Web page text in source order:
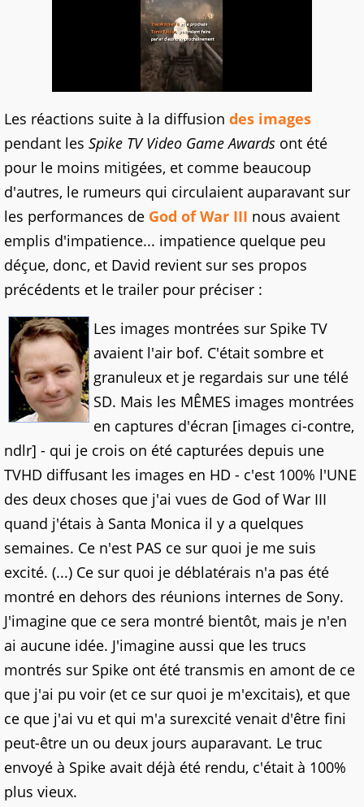
Les réactions suite à la diffusion des images
pendant les Spike TV Video Game Awards ont été
pour le moins mitigées, et comme beaucoup
d'autres, le rumeurs qui circulaient auparavant sur
les performances de God of War III nous avaient
emplis d'impatience... impatience quelque peu
déçue, donc, et David revient sur ses propos
précédents et le trailer pour préciser :
Les images montrées sur Spike TV
avaient l'air bof. C'était sombre et
granuleux et je regardais sur une télé
SD. Mais les MÊMES images montrées
en captures d'écran [images ci-contre,
ndlr] - qui je crois on été capturées depuis une
TVHD diffusant les images en HD - c'est 100% l'UNE
des deux choses que j'ai vues de God of War III
quand j'étais à Santa Monica il y a quelques
semaines. Ce n'est PAS ce sur quoi je me suis
excité. (...) Ce sur quoi je déblatérais n'a pas été
montré en dehors des réunions internes de Sony.
J'imagine que ce sera montré bientôt, mais je n'en
ai aucune idée. J'imagine aussi que les trucs
montrés sur Spike ont été transmis en amont de ce
que j'ai pu voir (et ce sur quoi je m'excitais), et que
ce que j'ai vu et qui m'a surexcité venait d'être fini
peut-être un ou deux jours auparavant. Le truc
envoyé à Spike avait déjà été rendu, c'était à 100%
plus vieux.